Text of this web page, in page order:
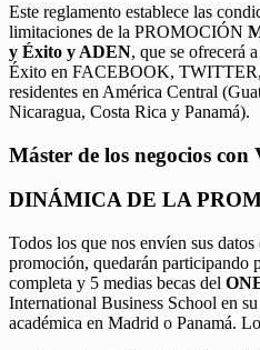
Este reglamento establece las
limitaciones de la PROMOCIÓN
y Éxito y ADEN, que se ofrecerá
Éxito en FACEBOOK,
residentes en América Central
Nicaragua, Costa Rica y Panamá).
Máster de los negocios
DINÁMICA DE LA
Todos los que nos envíen sus
promoción, quedarán participando
completa y 5 medias becas del
International Business School en
académica en Madrid o Panamá.